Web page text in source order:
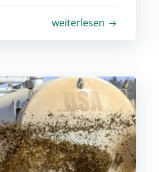
weiterlesen